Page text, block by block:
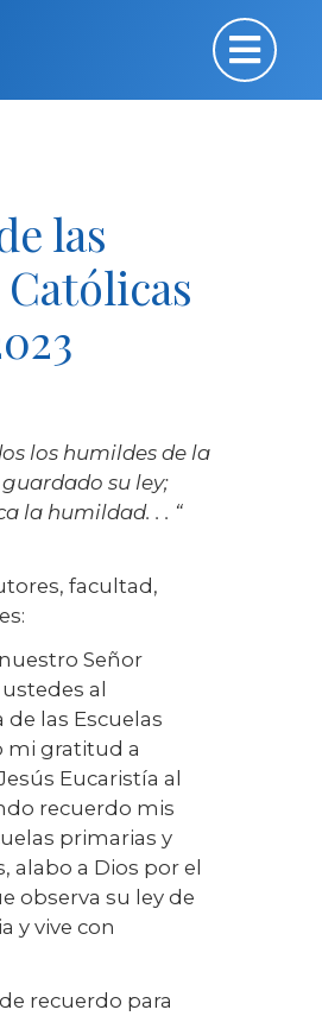
las
los humildes de la
su ley;
la humildad. . . “
facultad,
Señor
al
las Escuelas
mi gratitud a
Eucaristía al
recuerdo mis
primarias y
alabo a Dios por el
observa su ley de
y vive con
recuerdo para